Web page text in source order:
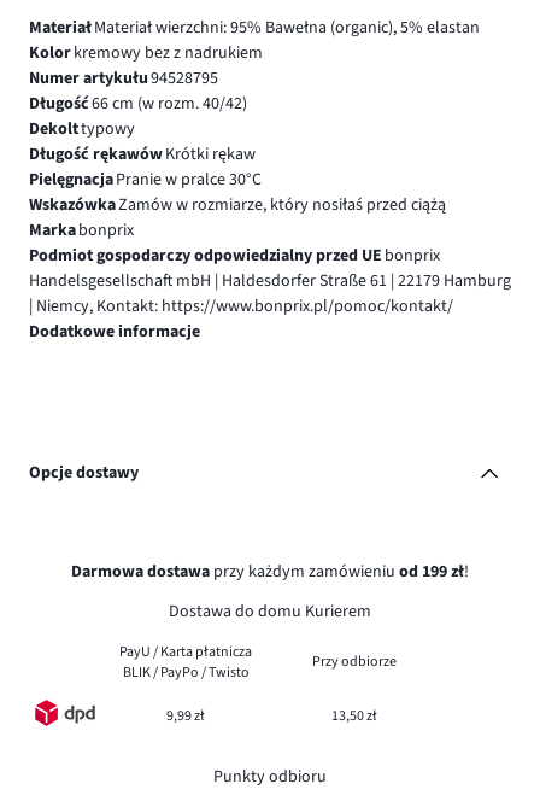
MateriałMateriał wierzchni: 95% Bawełna (organic), 5% elastan
Kolorkremowy bez z nadrukiem
Numer artykułu94528795
Długość66 cm (w rozm. 40/42)
Dekolttypowy
Długość rękawówKrótki rękaw
PielęgnacjaPranie w pralce 30°C
WskazówkaZamów w rozmiarze, który nosiłaś przed ciążą
Markabonprix
Podmiot gospodarczy odpowiedzialny przed UE bonprix
Handelsgesellschaft mbH | Haldesdorfer Straße 61 | 22179 Hamburg
| Niemcy, Kontakt: https://www.bonprix.pl/pomoc/kontakt/
Dodatkowe informacje
Opcje dostawy
Darmowa dostawa przy każdym zamówieniu od 199 zł!
Dostawa do domu Kurierem
PayU / Karta płatnicza
BLIK / PayPo / Twisto
Przy odbiorze
9,99 zł 13,50 zł
Punkty odbioru